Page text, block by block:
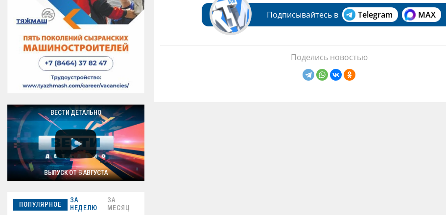
ВЕСТИ ДЕТАЛЬНО
ВЫПУСК ОТ 6 АВГУСТА
ПОПУЛЯРНОЕ
ЗА
НЕДЕЛЮ
ЗА
МЕСЯЦ
Подписывайтесь в Telegram MAX
Поделись новостью